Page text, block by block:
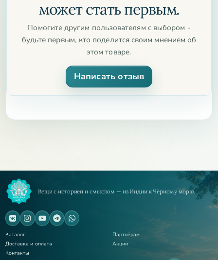
может стать первым.
Помогите другим пользователям с выбором -
будьте первым, кто поделится своим мнением об
этом товаре.
Написать отзыв
Вещи с историей и смыслом — из Индии к Чёрному морю.
Каталог
Партнёрам
Доставка и оплата
Акции
Контакты